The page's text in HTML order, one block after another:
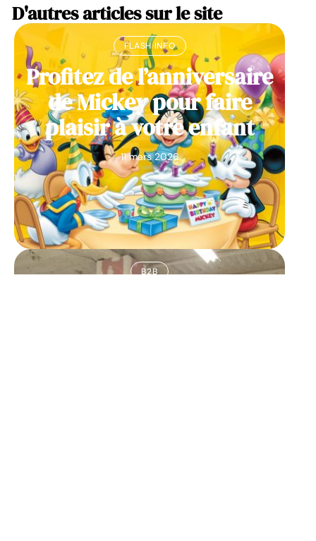
D'autres articles sur le site
FLASH INFO
Profitez de l’anniversaire
de Mickey pour faire
plaisir à votre enfant
11 mars 2026
B2B